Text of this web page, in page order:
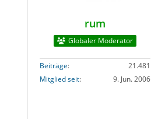
rum
Globaler Moderator
Beiträge
21.481
Mitglied seit
9. Jun. 2006